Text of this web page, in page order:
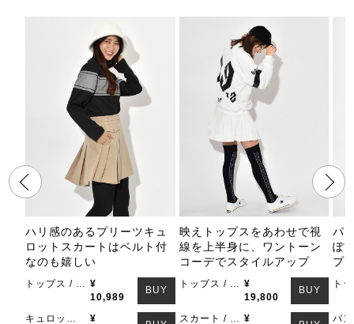
ハリ感のあるプリーツキュ
ロットスカートはベルト付
なのも嬉しい
¥
10,989
BUY
¥
映えトップスをあわせで視
線を上半身に、ワントーン
コーデでスタイルアップ
¥
19,800
BUY
¥
パ
ぽ
プ